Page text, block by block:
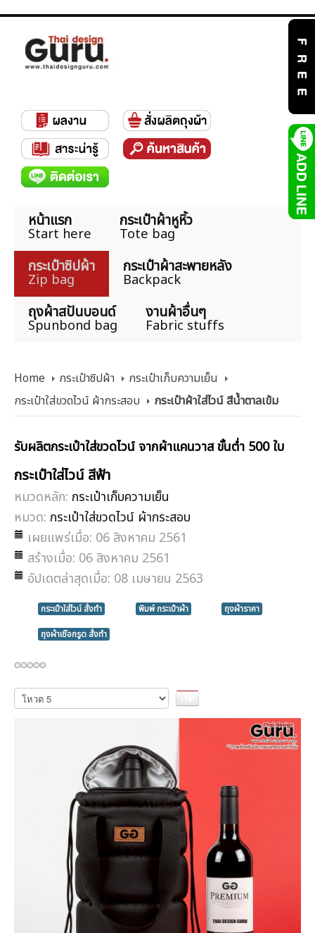
หน้าแรก
Start here
กระเป๋าผ้าหูหิ้ว
Tote bag
กระเป๋าซิปผ้า
Zip bag
กระเป๋าผ้าสะพายหลัง
Backpack
ถุงผ้าสปันบอนด์
Spunbond bag
งานผ้าอื่นๆ
Fabric stuffs
Home กระเป๋าซิปผ้า
กระเป๋าเก็บความเย็น
กระเป๋าใส่ขวดไวน์ ผ้ากระสอบ
กระเป๋าผ้าใส่ไวน์ สีน้ำตาลเข้ม
รับผลิตกระเป๋าใส่ขวดไวน์ จากผ้าแคนวาส ขั้นต่ำ 500 ใบ
กระเป๋าใส่ไวน์ สีฟ้า
หมวดหลัก: กระเป๋าเก็บความเย็น
หมวด: กระเป๋าใส่ขวดไวน์ ผ้ากระสอบ
เผยแพร่เมื่อ: 06 สิงหาคม 2561
สร้างเมื่อ: 06 สิงหาคม 2561
อัปเดตล่าสุดเมื่อ: 08 เมษายน 2563
กระเป๋าใส่ไวน์ สั่งทำ พิมพ์ กระเป๋าผ้า
ถุงผ้าราคา
ถุงผ้าเชือกรูด สั่งทำ
กรุณา
ให้